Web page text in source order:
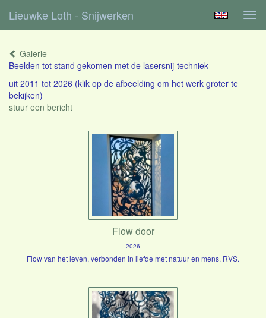
Lieuwke Loth - Snijwerken
Galerie
Beelden tot stand gekomen met de lasersnij-techniek
uit 2011 tot 2026 (klik op de afbeelding om het werk groter te
bekijken)
stuur een bericht
Flow door
2026
Flow van het leven, verbonden in liefde met natuur en mens. RVS.